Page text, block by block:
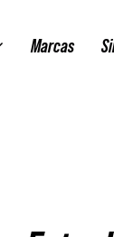
Marcas